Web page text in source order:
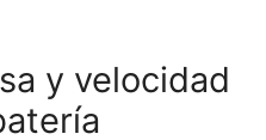
y velocidad